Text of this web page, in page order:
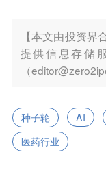
【本文由投资
提供信息存储
（
种子轮 AI
医药行业